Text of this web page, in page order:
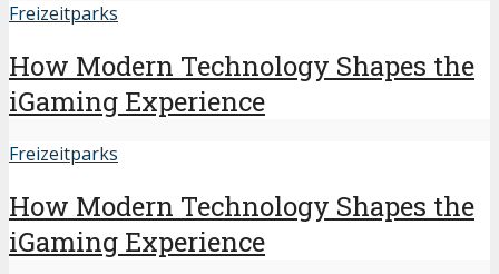
Freizeitparks
How Modern Technology Shapes the
iGaming Experience
Freizeitparks
How Modern Technology Shapes the
iGaming Experience